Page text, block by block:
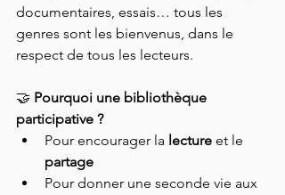
documentaires, essais… tous les
genres sont les bienvenus, dans le
respect de tous les lecteurs.
🤝 Pourquoi une bibliothèque
participative ?
Pour encourager la lecture et le
partage
Pour donner une seconde vie aux